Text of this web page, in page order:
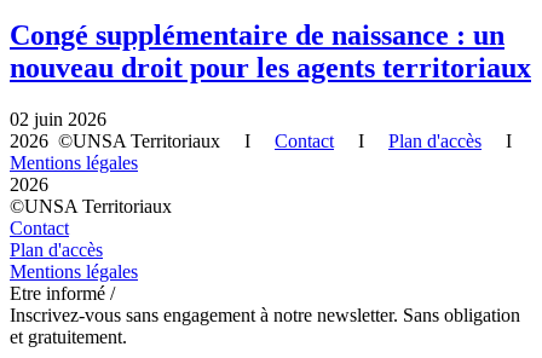
Congé supplémentaire de naissance : un
nouveau droit pour les agents territoriaux
02 juin 2026
2026 ©UNSA Territoriaux I Contact I Plan d'accès I
Mentions légales
2026
©UNSA Territoriaux
Contact
Plan d'accès
Mentions légales
Etre informé /
Inscrivez-vous sans engagement à notre newsletter. Sans obligation
et gratuitement.